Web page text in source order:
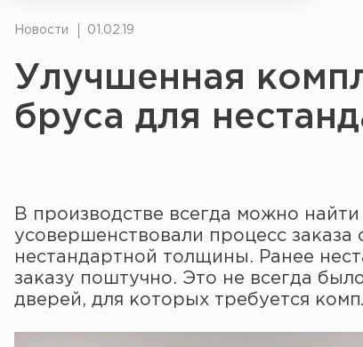
Новости 01.02.19
Улучшенная
бруса для
В производстве всегда можно
усовершенствовали процесс заказа
нестандартной толщины. Ранее
заказу поштучно. Это не всегда
дверей, для которых требуется